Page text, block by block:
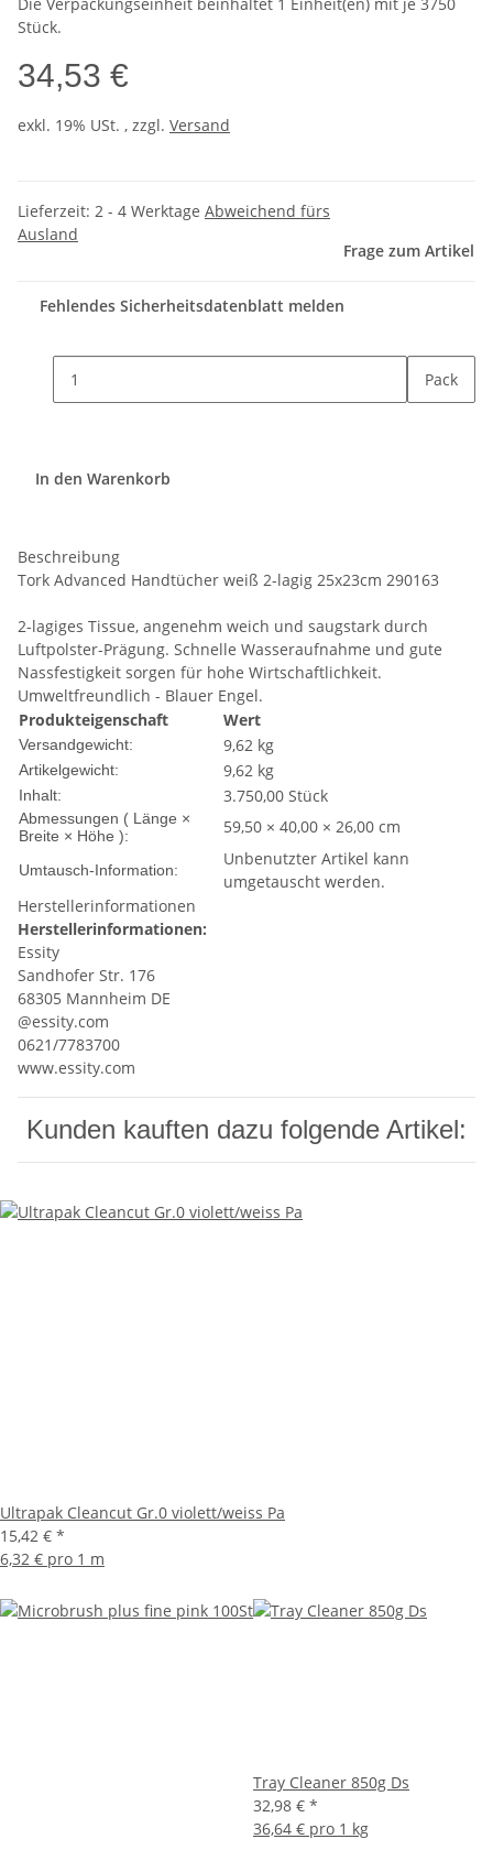
Stück.
34,53 €
exkl. 19% USt. , zzgl. Versand
Lieferzeit: 2 - 4 Werktage Abweichend fürs
Ausland
Frage zum Artikel
Fehlendes Sicherheitsdatenblatt melden
Pack
In den Warenkorb
Beschreibung
Tork Advanced Handtücher weiß 2-lagig 25x23cm 290163
2-lagiges Tissue, angenehm weich und saugstark durch
Luftpolster-Prägung. Schnelle Wasseraufnahme und gute
Nassfestigkeit sorgen für hohe Wirtschaftlichkeit.
Umweltfreundlich - Blauer Engel.
Produkteigenschaft
Wert
Versandgewicht: 9,62 kg
Artikelgewicht: 9,62 kg
Inhalt: 3.750,00 Stück
Abmessungen ( Länge ×
Breite × Höhe ):
59,50 × 40,00 × 26,00 cm
Umtausch-Information:
Unbenutzter Artikel kann
umgetauscht werden.
Herstellerinformationen
Herstellerinformationen:
Essity
Sandhofer Str. 176
68305 Mannheim DE
@essity.com
0621/7783700
www.essity.com
Kunden kauften dazu folgende Artikel:
Ultrapak Cleancut Gr.0 violett/weiss Pa
15,42 € *
6,32 € pro 1 m
Tray Cleaner 850g Ds
32,98 € *
36,64 € pro 1 kg